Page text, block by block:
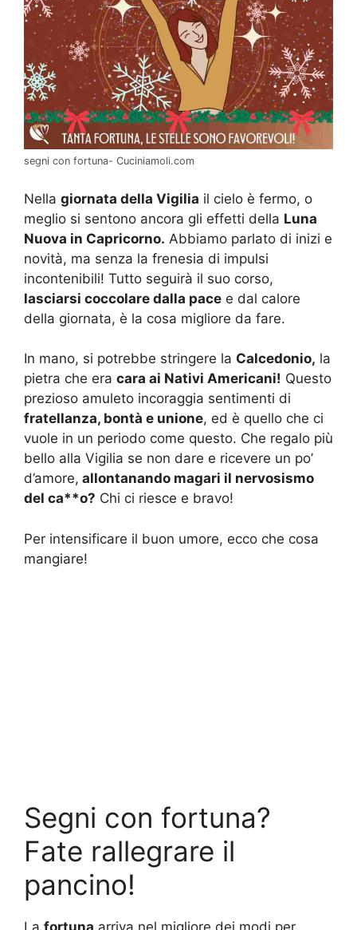
segni con fortuna- Cuciniamoli.com
Nella giornata della Vigilia il cielo è fermo, o
meglio si sentono ancora gli effetti della Luna
Nuova in Capricorno. Abbiamo parlato di inizi e
novità, ma senza la frenesia di impulsi
incontenibili! Tutto seguirà il suo corso,
lasciarsi coccolare dalla pace e dal calore
della giornata, è la cosa migliore da fare.
In mano, si potrebbe stringere la Calcedonio, la
pietra che era cara ai Nativi Americani! Questo
prezioso amuleto incoraggia sentimenti di
fratellanza, bontà e unione, ed è quello che ci
vuole in un periodo come questo. Che regalo più
bello alla Vigilia se non dare e ricevere un po’
d’amore, allontanando magari il nervosismo
del ca**o? Chi ci riesce e bravo!
Per intensificare il buon umore, ecco che cosa
mangiare!
Segni con fortuna?
Fate rallegrare il
pancino!